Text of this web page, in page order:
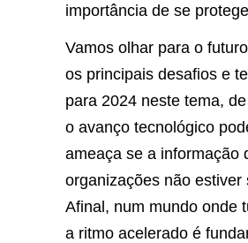
importância de se
Vamos olhar para o
os principais desafios e
para 2024 neste tema,
o avanço tecnológico
ameaça se a informação
organizações não estiver
Afinal, num mundo onde
a ritmo acelerado é